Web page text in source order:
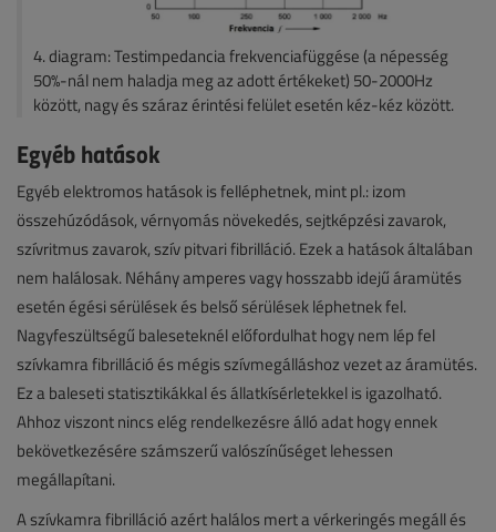
4. diagram: Testimpedancia frekvenciafüggése (a népesség
50%-nál nem haladja meg az adott értékeket) 50-2000Hz
között, nagy és száraz érintési felület esetén kéz-kéz között.
Egyéb hatások
Egyéb elektromos hatások is felléphetnek, mint pl.: izom
összehúzódások, vérnyomás növekedés, sejtképzési zavarok,
szívritmus zavarok, szív pitvari fibrilláció. Ezek a hatások általában
nem halálosak. Néhány amperes vagy hosszabb idejű áramütés
esetén égési sérülések és belső sérülések léphetnek fel.
Nagyfeszültségű baleseteknél előfordulhat hogy nem lép fel
szívkamra fibrilláció és mégis szívmegálláshoz vezet az áramütés.
Ez a baleseti statisztikákkal és állatkísérletekkel is igazolható.
Ahhoz viszont nincs elég rendelkezésre álló adat hogy ennek
bekövetkezésére számszerű valószínűséget lehessen
megállapítani.
A szívkamra fibrilláció azért halálos mert a vérkeringés megáll és